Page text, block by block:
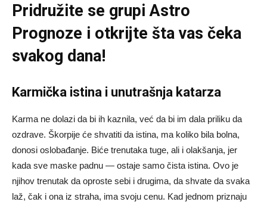
Pridružite se grupiAstro
Prognoze i otkrijte šta vas čeka
svakog dana!
Karmička istina i unutrašnja katarza
Karma ne dolazi da bi ih kaznila, već da bi im dala priliku da
ozdrave. Škorpije će shvatiti da istina, ma koliko bila bolna,
donosi oslobađanje. Biće trenutaka tuge, ali i olakšanja, jer
kada sve maske padnu — ostaje samo čista istina. Ovo je
njihov trenutak da oproste sebi i drugima, da shvate da svaka
laž, čak i ona iz straha, ima svoju cenu. Kad jednom priznaju